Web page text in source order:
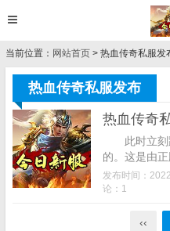
当前位置： 网站首页 > 热血传奇私服发
热血传奇私服发布
此时立刻
的。这是由
通的版本玩
AT版下载，
发布时间：
论：1
‹‹